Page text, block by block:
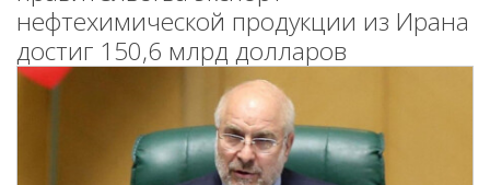
нефтехимической продукции из Ирана
достиг 150,6 млрд долларов